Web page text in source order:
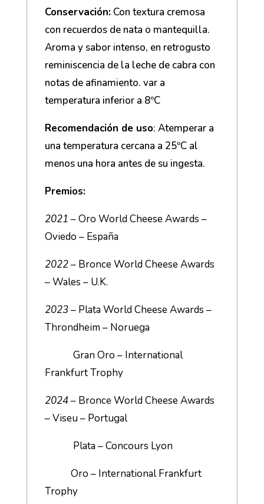
Conservación:Con textura cremosa
con recuerdos de nata o mantequilla.
Aroma y sabor intenso, en retrogusto
reminiscencia de la leche de cabra con
notas de afinamiento. var a
temperatura inferior a 8ºC
Recomendación de uso: Atemperar a
una temperatura cercana a 25ºC al
menos una hora antes de su ingesta.
Premios:
2021 – Oro World Cheese Awards –
Oviedo – España
2022– Bronce World Cheese Awards
– Wales – U.K.
2023– Plata World Cheese Awards –
Throndheim – Noruega
Gran Oro – International
Frankfurt Trophy
2024– Bronce World Cheese Awards
– Viseu – Portugal
Plata – Concours Lyon
Oro – International Frankfurt
Trophy